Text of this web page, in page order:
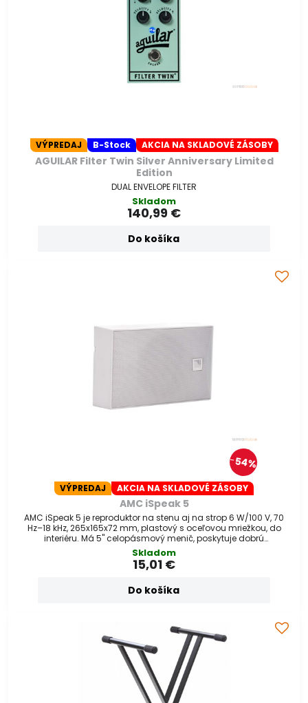
VÝPREDAJ B-Stock AKCIA NA SKLADOVÉ ZÁSOBY
AGUILAR Filter Twin Silver Anniversary Limited
Edition
DUAL ENVELOPE FILTER
Skladom
140,99 €
Do košíka
54%
VÝPREDAJ AKCIA NA SKLADOVÉ ZÁSOBY
AMC iSpeak 5
AMC iSpeak 5 je reproduktor na stenu aj na strop 6 W/100 V, 70
Hz–18 kHz, 265x165x72 mm, plastový s oceľovou mriežkou, do
interiéru. Má 5" celopásmový menič, poskytuje dobrú
zrozumiteľnosť reči
Skladom
15,01 €
Do košíka